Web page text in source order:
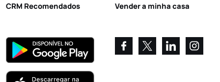
CRM Recomendados
Vender a minha casa